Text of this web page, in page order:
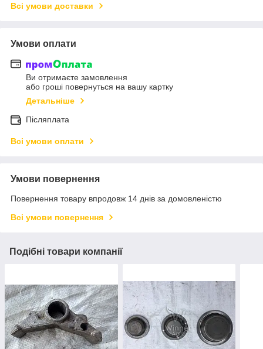
Всі умови доставки
Умови оплати
Ви отримаєте замовлення
або гроші повернуться на вашу картку
Детальніше
Післяплата
Всі умови оплати
Умови повернення
Повернення товару впродовж 14 днів за домовленістю
Всі умови повернення
Подібні товари компанії